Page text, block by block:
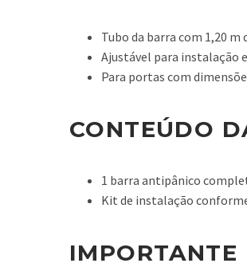
Tubo da barra com 1,20
Ajustável para instalação
Para portas com
CONTEÚDO
1 barra antipânico
Kit de instalação
IMPORTANTE